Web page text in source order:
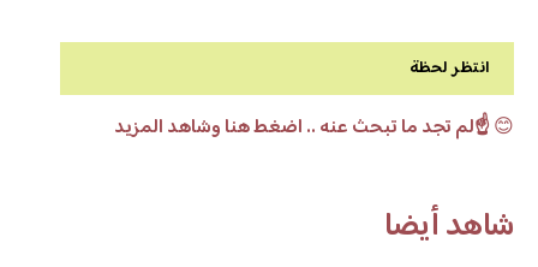
انتظر لحظة
😊☝️لم تجد ما تبحث عنه .. اضغط هنا وشاهد المزيد
شاهد أيضا